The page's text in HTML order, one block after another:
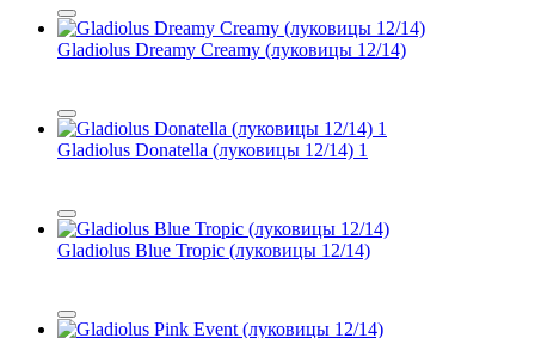
Gladiolus Dreamy Creamy (луковицы 12/14)
Gladiolus Donatella (луковицы 12/14) 1
Gladiolus Blue Tropic (луковицы 12/14)